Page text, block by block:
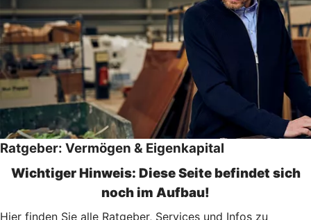
Ratgeber: Vermögen & Eigenkapital
Wichtiger Hinweis: Diese Seite befindet sich
noch im Aufbau!
Hier finden Sie alle Ratgeber, Services und Infos zu